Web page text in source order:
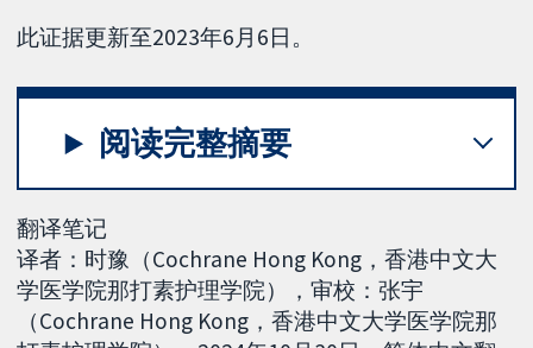
此证据更新至2023年6月6日。
阅读完整摘要
翻译笔记
译者：时豫（Cochrane Hong Kong，香港中文大
学医学院那打素护理学院），审校：张宇
（Cochrane Hong Kong，香港中文大学医学院那